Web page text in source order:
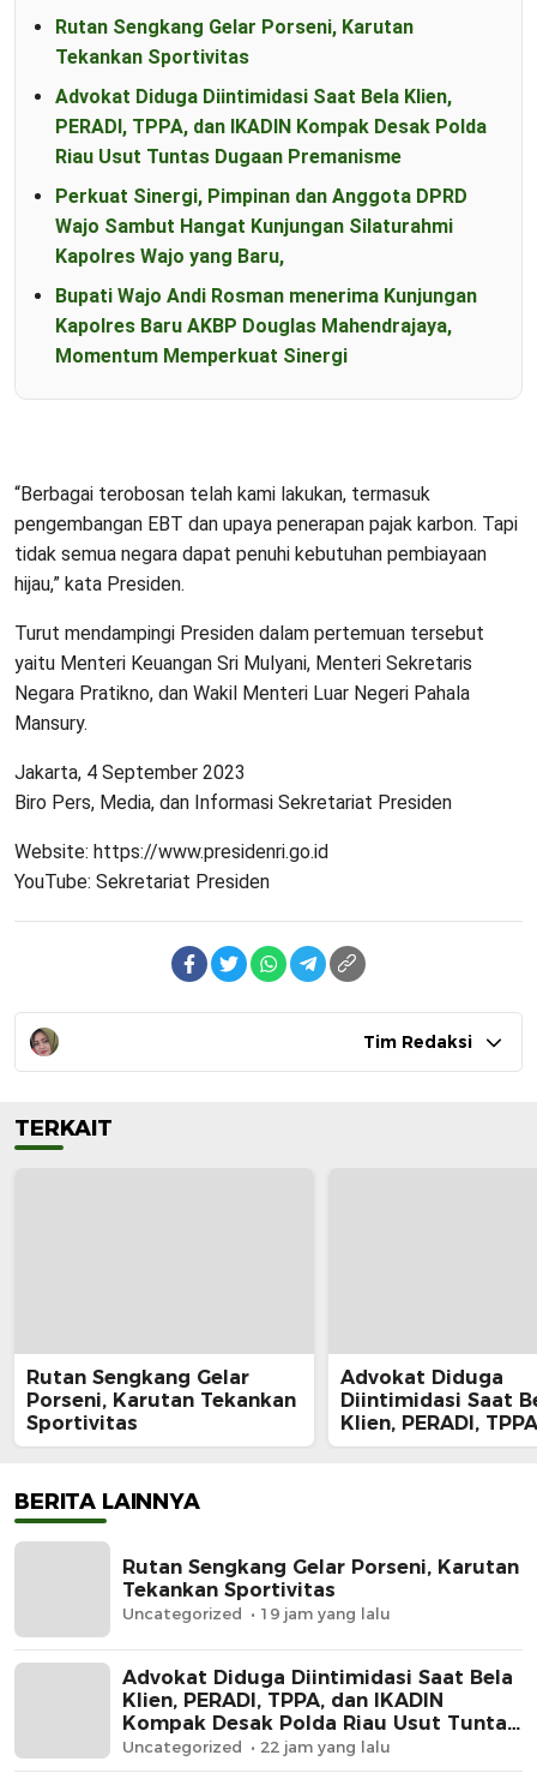
Rutan Sengkang Gelar Porseni, Karutan
Tekankan Sportivitas
Advokat Diduga Diintimidasi Saat Bela Klien,
PERADI, TPPA, dan IKADIN Kompak Desak Polda
Riau Usut Tuntas Dugaan Premanisme
Perkuat Sinergi, Pimpinan dan Anggota DPRD
Wajo Sambut Hangat Kunjungan Silaturahmi
Kapolres Wajo yang Baru,
Bupati Wajo Andi Rosman menerima Kunjungan
Kapolres Baru AKBP Douglas Mahendrajaya,
Momentum Memperkuat Sinergi
“Berbagai terobosan telah kami lakukan, termasuk
pengembangan EBT dan upaya penerapan pajak karbon. Tapi
tidak semua negara dapat penuhi kebutuhan pembiayaan
hijau,” kata Presiden.
Turut mendampingi Presiden dalam pertemuan tersebut
yaitu Menteri Keuangan Sri Mulyani, Menteri Sekretaris
Negara Pratikno, dan Wakil Menteri Luar Negeri Pahala
Mansury.
Jakarta, 4 September 2023
Biro Pers, Media, dan Informasi Sekretariat Presiden
Website: https://www.presidenri.go.id
YouTube: Sekretariat Presiden
Tim Redaksi
TERKAIT
Rutan Sengkang Gelar
Porseni, Karutan Tekankan
Sportivitas
Advokat Diduga
Diintimidasi Saat
Klien, PERADI,
IKADIN Kompak
BERITA LAINNYA
Rutan Sengkang Gelar Porseni, Karutan
Tekankan Sportivitas
Uncategorized 19 jam yang lalu
Advokat Diduga Diintimidasi Saat Bela
Klien, PERADI, TPPA, dan IKADIN
Kompak Desak Polda Riau Usut Tuntas
Dugaan Premanisme
Uncategorized 22 jam yang lalu